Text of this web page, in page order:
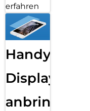
erfahren
Handy
Displayfolie
anbringen